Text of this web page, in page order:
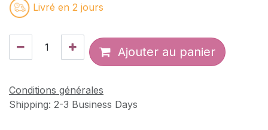
Livré en 2 jours
Ajouter au panier
Conditions générales
Shipping: 2-3 Business Days